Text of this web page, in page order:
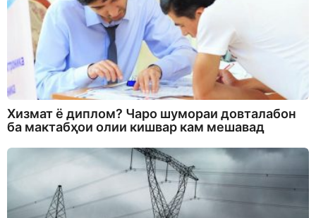
Хизмат ё диплом? Чаро шумораи довталабон
ба мактабҳои олии кишвар кам мешавад